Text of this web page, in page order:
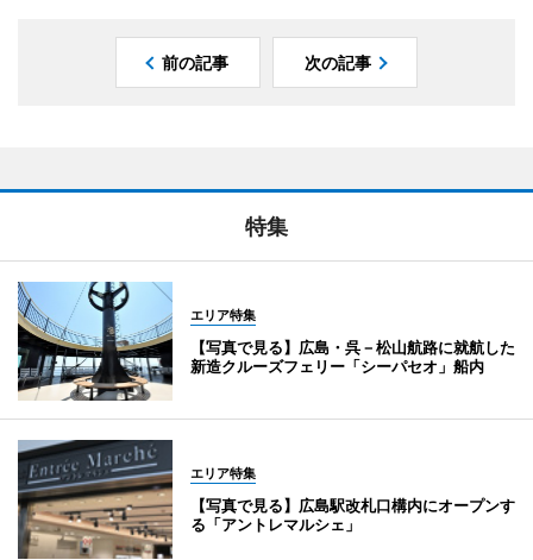
前の記事 次の記事
特集
エリア特集
【写真で見る】広島・呉－松山航路に就航した
新造クルーズフェリー「シーパセオ」船内
エリア特集
【写真で見る】広島駅改札口構内にオープンす
る「アントレマルシェ」